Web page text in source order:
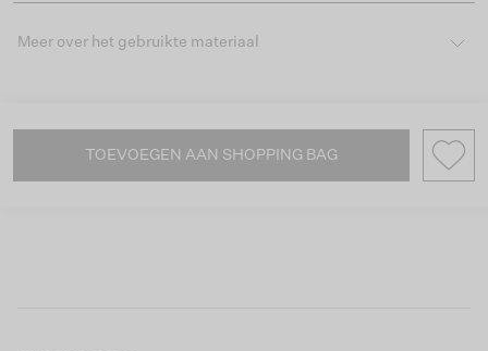
Meer over het gebruikte materiaal
TOEVOEGEN AAN SHOPPING BAG